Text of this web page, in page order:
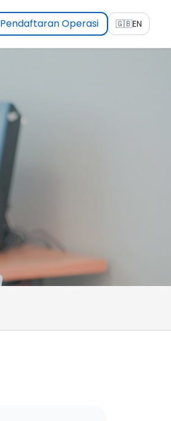
Pendaftaran Operasi 🇬🇧EN